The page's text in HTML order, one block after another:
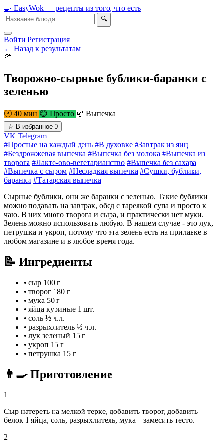
🍳 EasyWok — рецепты из того, что есть
🔍
Войти Регистрация
← Назад к результатам
🥐
Творожно-сырные бублики-баранки с
зеленью
🕐 40 мин 😊 Просто 🥐 Выпечка
☆ В избранное 0
VK Telegram
#Простые на каждый день #В духовке #Завтрак из яиц
#Бездрожжевая выпечка #Выпечка без молока #Выпечка из
творога #Лакто-ово-вегетарианство #Выпечка без сахара
#Выпечка с сыром #Несладкая выпечка #Сушки, бублики,
баранки #Татарская выпечка
Сырные бублики, они же баранки с зеленью. Такие бублики
можно подавать на завтрак, обед с тарелкой супа и просто к
чаю. В них много творога и сыра, и практически нет муки.
Зелень можно использовать любую. В нашем случае - это лук,
петрушка и укроп, потому что эта зелень есть на прилавке в
любом магазине и в любое время года.
📝 Ингредиенты
• сыр 100 г
• творог 180 г
• мука 50 г
• яйца куриные 1 шт.
• соль ½ ч.л.
• разрыхлитель ½ ч.л.
• лук зеленый 15 г
• укроп 15 г
• петрушка 15 г
👨‍🍳 Приготовление
1
Сыр натереть на мелкой терке, добавить творог, добавить
белок 1 яйца, соль, разрыхлитель, мука – замесить тесто.
2